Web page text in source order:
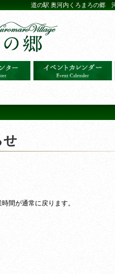
道の駅 奥河内くろまろの郷
せ
間が通常に戻ります。